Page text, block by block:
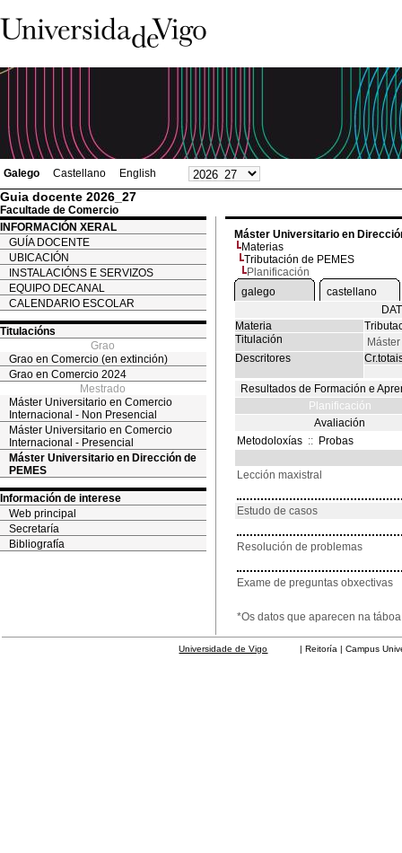
Galego Castellano English
Guia docente 2026_27
Facultade de Comercio
INFORMACIÓN XERAL
GUÍA DOCENTE
UBICACIÓN
INSTALACIÓNS E SERVIZOS
EQUIPO DECANAL
CALENDARIO ESCOLAR
Titulacións
Grao
Grao en Comercio (en extinción)
Grao en Comercio 2024
Mestrado
Máster Universitario en Comercio
Internacional - Non Presencial
Máster Universitario en Comercio
Internacional - Presencial
Máster Universitario en Dirección de
PEMES
Información de interese
Web principal
Secretaría
Bibliografía
Máster Universitario en
Materias
Tributación de PEMES
Planificación
galego
castellano
Materia
Titulación
Descritores
Resultados de Formación e
Planificación
Avaliación
Metodoloxías :: Probas
Lección maxistral
Estudo de casos
Resolución de problemas
Exame de preguntas obxectivas
*Os datos que aparecen na
Universidade de Vigo | Reitoría | Campus